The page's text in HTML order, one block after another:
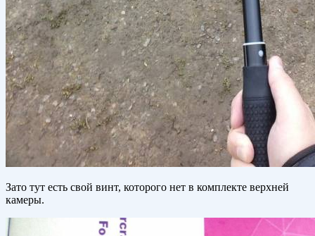
Зато тут есть свой винт, которого нет в комплекте верхней
камеры.